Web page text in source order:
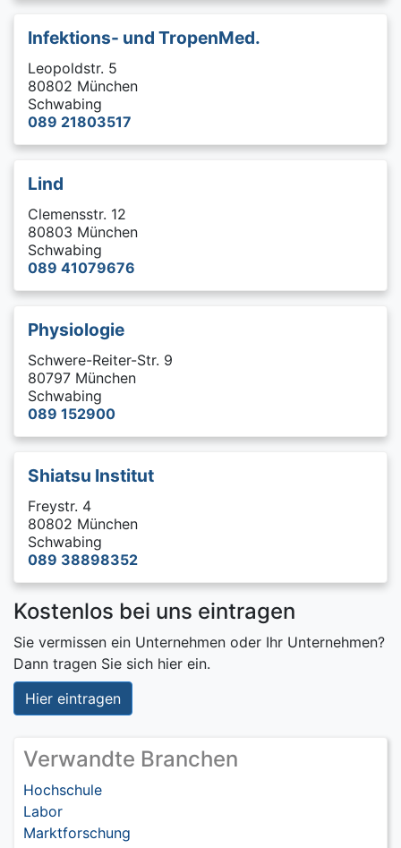
Infektions- und TropenMed.
Leopoldstr. 5
80802 München
Schwabing
089 21803517
Lind
Clemensstr. 12
80803 München
Schwabing
089 41079676
Physiologie
Schwere-Reiter-Str. 9
80797 München
Schwabing
089 152900
Shiatsu Institut
Freystr. 4
80802 München
Schwabing
089 38898352
Kostenlos bei uns eintragen
Sie vermissen ein Unternehmen oder Ihr Unternehmen?
Dann tragen Sie sich hier ein.
Hier eintragen
Verwandte Branchen
Hochschule
Labor
Marktforschung